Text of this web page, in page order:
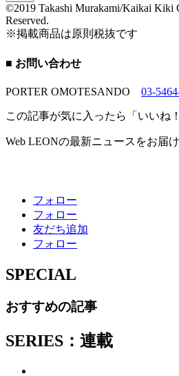
©︎2019 Takashi Murakami/Kaikai Kiki
Reserved.
※掲載商品は原則税抜です
■ お問い合わせ
PORTER OMOTESANDO 03-
この記事が気に入ったら「いいね
Web LEONの最新ニュースをお届け
フォロー
フォロー
友だち追加
フォロー
SPECIAL
おすすめの記事
SERIES：連載